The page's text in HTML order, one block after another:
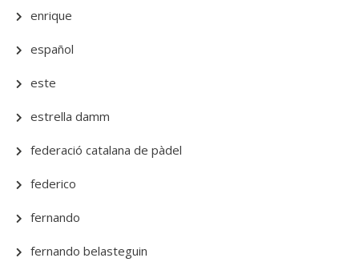
enrique
español
este
estrella damm
federació catalana de pàdel
federico
fernando
fernando belasteguin